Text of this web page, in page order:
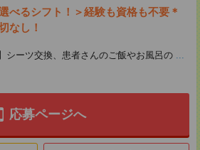
べるシフト！＞経験も資格も不要＊
なし！
シーツ交換、患者さんのご飯やお風呂の ...
応募ページへ